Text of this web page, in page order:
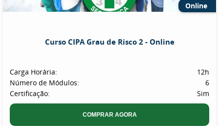
Online
Curso CIPA Grau de Risco 2 - Online
Carga Horária:
12h
Número de Módulos:
6
Certificação:
Sim
COMPRAR AGORA